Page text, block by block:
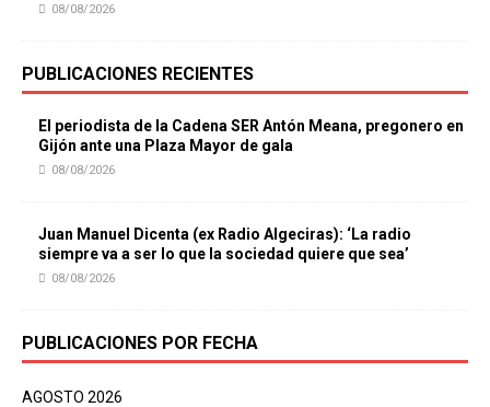
08/08/2026
PUBLICACIONES RECIENTES
El periodista de la Cadena SER Antón Meana, pregonero en
Gijón ante una Plaza Mayor de gala
08/08/2026
Juan Manuel Dicenta (ex Radio Algeciras): ‘La radio
siempre va a ser lo que la sociedad quiere que sea’
08/08/2026
PUBLICACIONES POR FECHA
AGOSTO 2026